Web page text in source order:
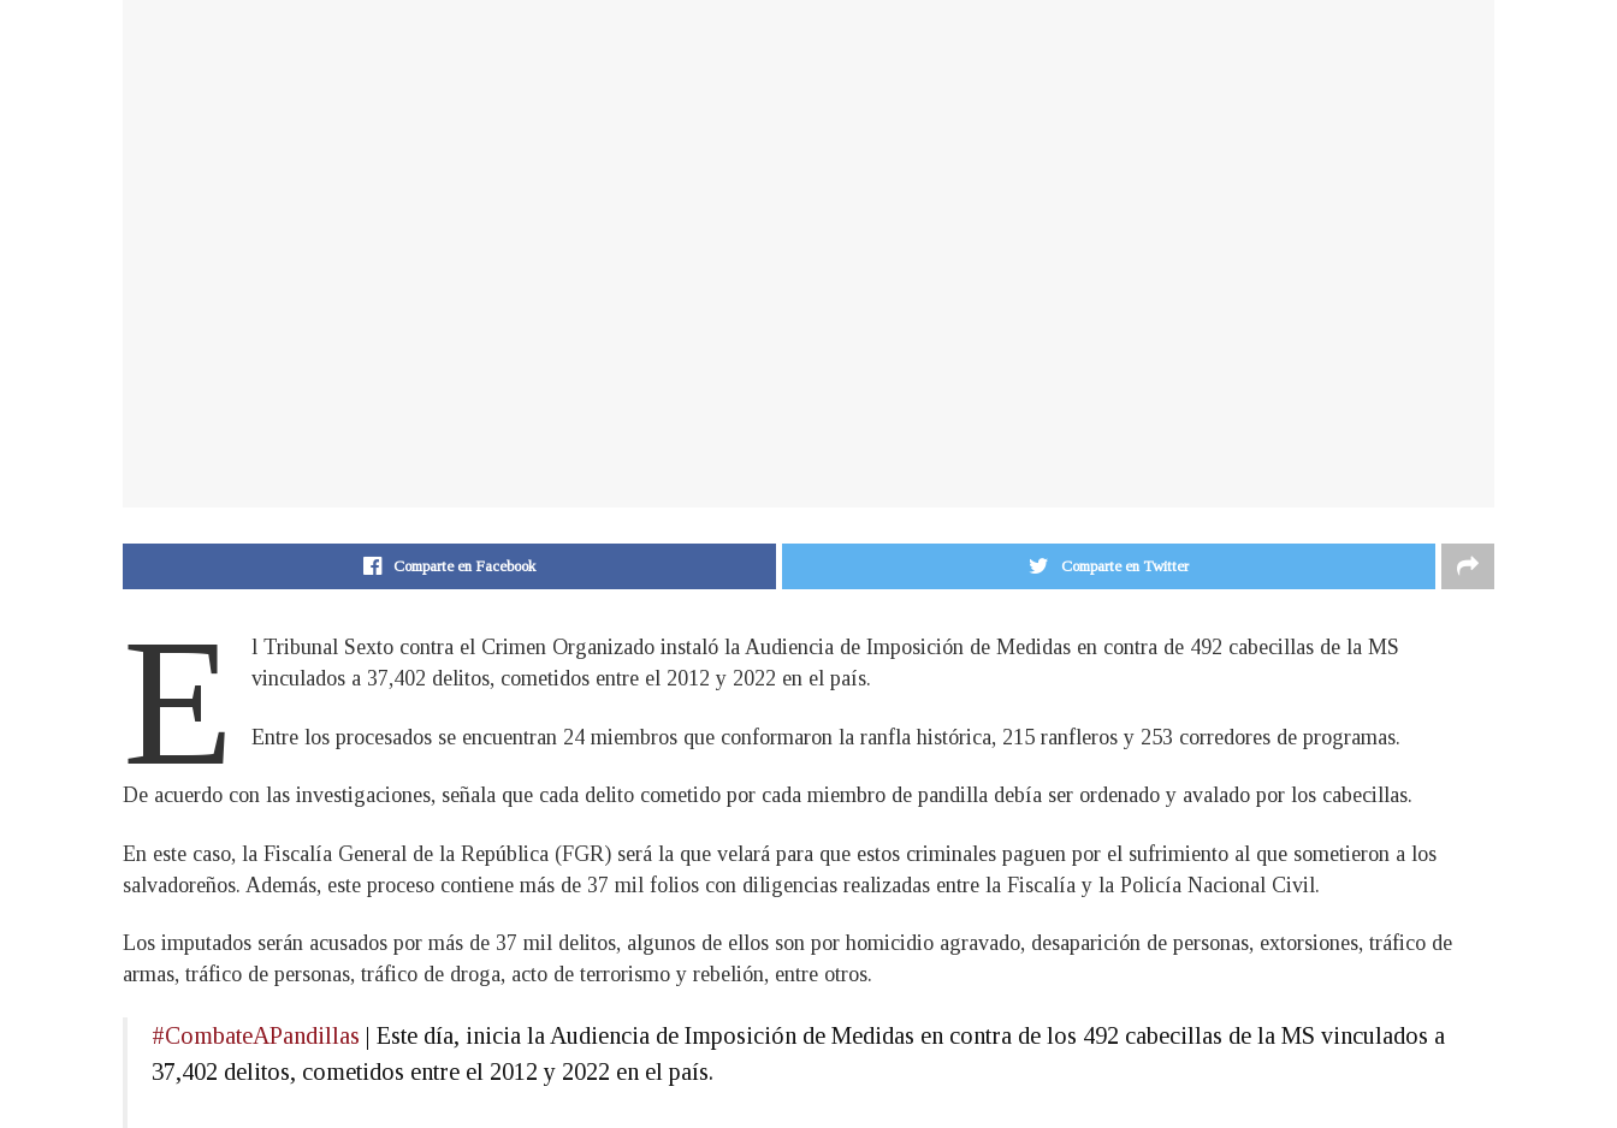
Comparte en Facebook Comparte en Twitter
E
l Tribunal Sexto contra el Crimen Organizado instaló la Audiencia de Imposición de Medidas en contra de 492 cabecillas de la MS
vinculados a 37,402 delitos, cometidos entre el 2012 y 2022 en el país.
Entre los procesados se encuentran 24 miembros que conformaron la ranfla histórica, 215 ranfleros y 253 corredores de programas.
De acuerdo con las investigaciones, señala que cada delito cometido por cada miembro de pandilla debía ser ordenado y avalado por los cabecillas.
En este caso, la Fiscalía General de la República (FGR) será la que velará para que estos criminales paguen por el sufrimiento al que sometieron a los
salvadoreños. Además, este proceso contiene más de 37 mil folios con diligencias realizadas entre la Fiscalía y la Policía Nacional Civil.
Los imputados serán acusados por más de 37 mil delitos, algunos de ellos son por homicidio agravado, desaparición de personas, extorsiones, tráfico de
armas, tráfico de personas, tráfico de droga, acto de terrorismo y rebelión, entre otros.
#CombateAPandillas | Este día, inicia la Audiencia de Imposición de Medidas en contra de los 492 cabecillas de la MS vinculados a
37,402 delitos, cometidos entre el 2012 y 2022 en el país.